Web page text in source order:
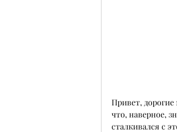
Привет, дорогие
что, наверное,
сталкивался с